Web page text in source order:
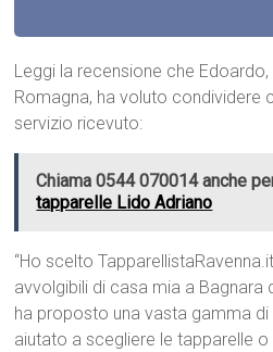
Leggi la recensione che
Romagna, ha voluto condividere
servizio ricevuto:
Chiama 0544 070014 anche
tapparelle Lido Adriano
“Ho scelto
avvolgibili di casa mia a Bagnara
ha proposto una vasta gamma
aiutato a scegliere le tapparelle